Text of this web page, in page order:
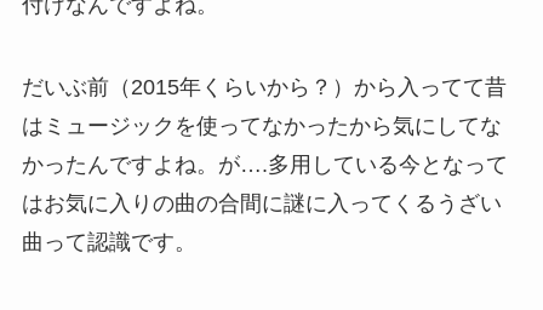
だいぶ前（2015年くらいから？）から入ってて昔
はミュージックを使ってなかったから気にしてな
かったんですよね。が….多用している今となって
はお気に入りの曲の合間に謎に入ってくるうざい
曲って認識です。